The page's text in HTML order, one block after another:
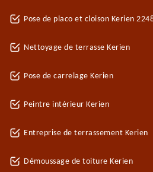
Pose de placo et cloison Kerien
Nettoyage de terrasse Kerien
Pose de carrelage Kerien
Peintre intérieur Kerien
Entreprise de terrassement Kerien
Démoussage de toiture Kerien